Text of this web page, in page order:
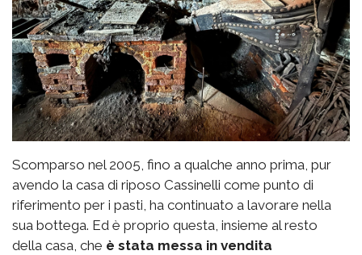
Scomparso nel 2005, fino a qualche anno prima, pur
avendo la casa di riposo Cassinelli come punto di
riferimento per i pasti, ha continuato a lavorare nella
sua bottega. Ed è proprio questa, insieme al resto
della casa, che è stata messa in vendita